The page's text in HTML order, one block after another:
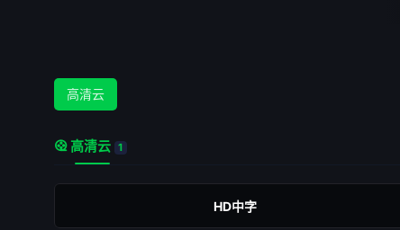
高清云
高清云 1
HD中字